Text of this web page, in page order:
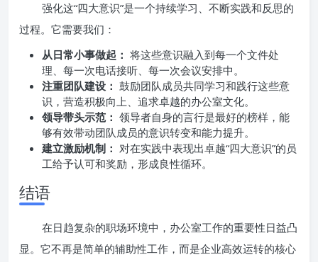
强化这“四大意识”是一个持续学习、不断实践和反思的
过程。它需要我们：
从日常小事做起： 将这些意识融入到每一个文件处
理、每一次电话接听、每一次会议安排中。
注重团队建设： 鼓励团队成员共同学习和践行这些意
识，营造积极向上、追求卓越的办公室文化。
领导带头示范： 领导者自身的言行是最好的榜样，能
够有效带动团队成员的意识转变和能力提升。
建立激励机制： 对在实践中表现出卓越“四大意识”的员
工给予认可和奖励，形成良性循环。
结语
在日趋复杂的职场环境中，办公室工作的重要性日益凸
显。它不再是简单的辅助性工作，而是企业高效运转的核心